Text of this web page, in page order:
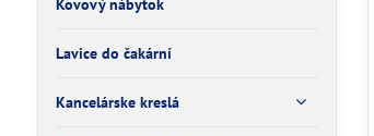
Lavice do čakární
Kancelárske kreslá